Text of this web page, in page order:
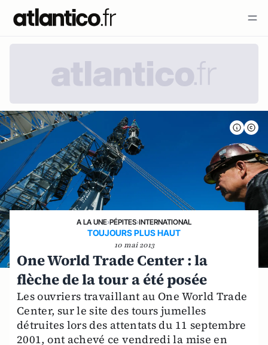
A LA UNE›PÉPITES›INTERNATIONAL
TOUJOURS PLUS HAUT
10 mai 2013
One World Trade Center : la
flèche de la tour a été posée
Les ouvriers travaillant au One World Trade
Center, sur le site des tours jumelles
détruites lors des attentats du 11 septembre
2001, ont achevé ce vendredi la mise en